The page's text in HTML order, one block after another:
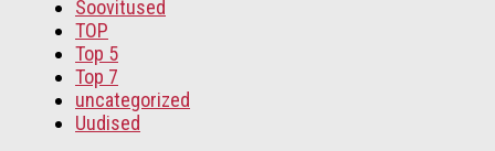
Soovitused
TOP
Top 5
Top 7
uncategorized
Uudised